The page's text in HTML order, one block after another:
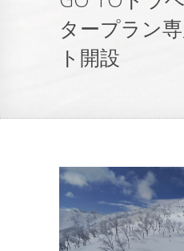
タープラン
ト開設